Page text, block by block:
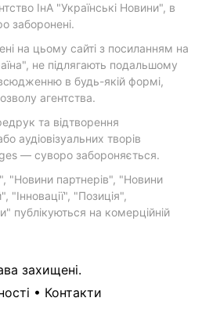
ІнА "Українські Новини", в
заборонені.
на цьому сайті з посиланням на
не підлягають подальшому
в будь-якій формі,
агентства.
та відтворення
аудіовізуальних творів
— суворо забороняється.
"Новини партнерів", "Новини
"Інновації", "Позиція",
публікуються на комерційній
захищені.
• Контакти